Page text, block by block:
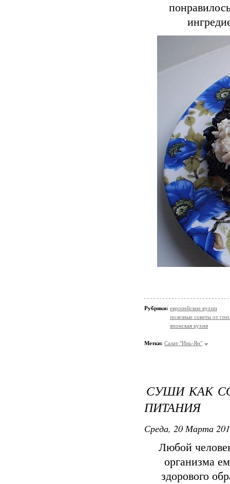
Рубрики: европейские кухни
полезные советы от
японская кухня
Метки: Салат "Инь-Ян"
СУШИ КАК
ПИТАНИЯ
Среда, 20 Марта
Любой
организма
здорового